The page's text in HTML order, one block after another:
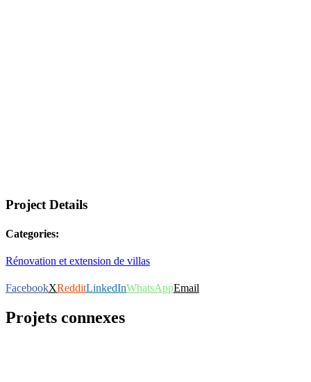
Project Details
Categories:
Rénovation et extension de villas
FacebookXRedditLinkedInWhatsAppEmail
Projets connexes